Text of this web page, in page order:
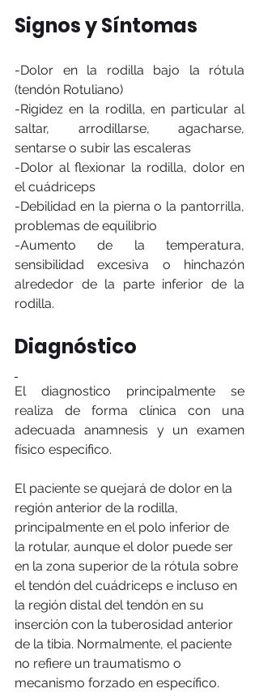
Signos y Síntomas
-Dolor en la rodilla bajo la rótula
(tendón Rotuliano)
-Rigidez en la rodilla, en particular al
saltar, arrodillarse, agacharse,
sentarse o subir las escaleras
-Dolor al flexionar la rodilla, dolor en
el cuádriceps
-Debilidad en la pierna o la pantorrilla,
problemas de equilibrio
-Aumento de la temperatura,
sensibilidad excesiva o hinchazón
alrededor de la parte inferior de la
rodilla.
Diagnóstico
El diagnostico principalmente se
realiza de forma clínica con una
adecuada anamnesis y un examen
físico especifico.
El paciente se quejará de dolor en la
región anterior de la rodilla,
principalmente en el polo inferior de
la rotular, aunque el dolor puede ser
en la zona superior de la rótula sobre
el tendón del cuádriceps e incluso en
la región distal del tendón en su
inserción con la tuberosidad anterior
de la tibia. Normalmente, el paciente
no refiere un traumatismo o
mecanismo forzado en específico.